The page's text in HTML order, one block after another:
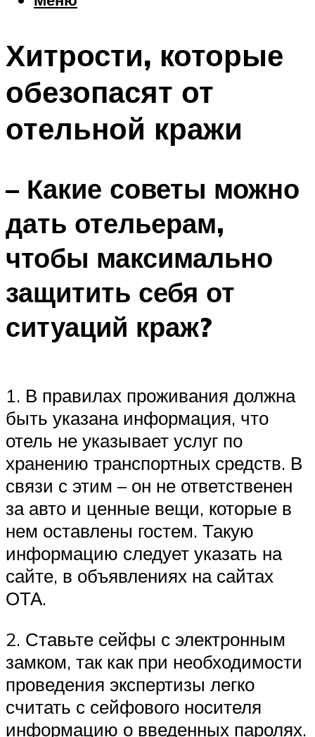
Шоппинг
Что посетить
Меню
Хитрости, которые
обезопасят от
отельной кражи
– Какие советы можно
дать отельерам,
чтобы максимально
защитить себя от
ситуаций краж?
1. В правилах проживания должна
быть указана информация, что
отель не указывает услуг по
хранению транспортных средств. В
связи с этим – он не ответственен
за авто и ценные вещи, которые в
нем оставлены гостем. Такую
информацию следует указать на
сайте, в объявлениях на сайтах
ОТА.
2. Ставьте сейфы с электронным
замком, так как при необходимости
проведения экспертизы легко
считать с сейфового носителя
информацию о введенных паролях.